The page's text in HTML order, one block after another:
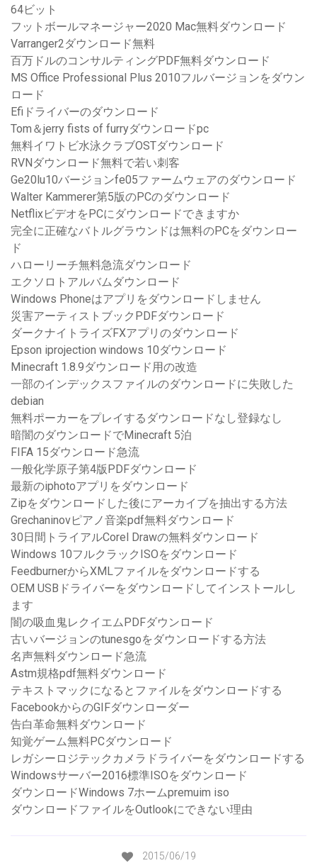
64ビット
フットボールマネージャー2020 Mac無料ダウンロード
Varranger2ダウンロード無料
百万ドルのコンサルティングPDF無料ダウンロード
MS Office Professional Plus 2010フルバージョンをダウン
ロード
Efiドライバーのダウンロード
Tom＆jerry fists of furryダウンロードpc
無料イワトビ水泳クラブOSTダウンロード
RVNダウンロード無料で若い刺客
Ge20lu10バージョンfe05ファームウェアのダウンロード
Walter Kammerer第5版のPCのダウンロード
NetflixビデオをPCにダウンロードできますか
完全に正確なバトルグラウンドは無料のPCをダウンロー
ド
ハローリーチ無料急流ダウンロード
エクソロトアルバムダウンロード
Windows Phoneはアプリをダウンロードしません
災害アーティストブックPDFダウンロード
ダークナイトライズFXアプリのダウンロード
Epson iprojection windows 10ダウンロード
Minecraft 1.8.9ダウンロード用の改造
一部のインデックスファイルのダウンロードに失敗した
debian
無料ポーカーをプレイするダウンロードなし登録なし
暗闇のダウンロードでMinecraft 5泊
FIFA 15ダウンロード急流
一般化学原子第4版PDFダウンロード
最新のiphotoアプリをダウンロード
Zipをダウンロードした後にアーカイブを抽出する方法
Grechaninovピアノ音楽pdf無料ダウンロード
30日間トライアルCorel Drawの無料ダウンロード
Windows 10フルクラックISOをダウンロード
FeedburnerからXMLファイルをダウンロードする
OEM USBドライバーをダウンロードしてインストールし
ます
闇の吸血鬼レクイエムPDFダウンロード
古いバージョンのtunesgoをダウンロードする方法
名声無料ダウンロード急流
Astm規格pdf無料ダウンロード
テキストマックになるとファイルをダウンロードする
FacebookからのGIFダウンローダー
告白革命無料ダウンロード
知覚ゲーム無料PCダウンロード
レガシーロジテックカメラドライバーをダウンロードする
Windowsサーバー2016標準ISOをダウンロード
ダウンロードWindows 7ホームpremuim iso
ダウンロードファイルをOutlookにできない理由
2015/06/19